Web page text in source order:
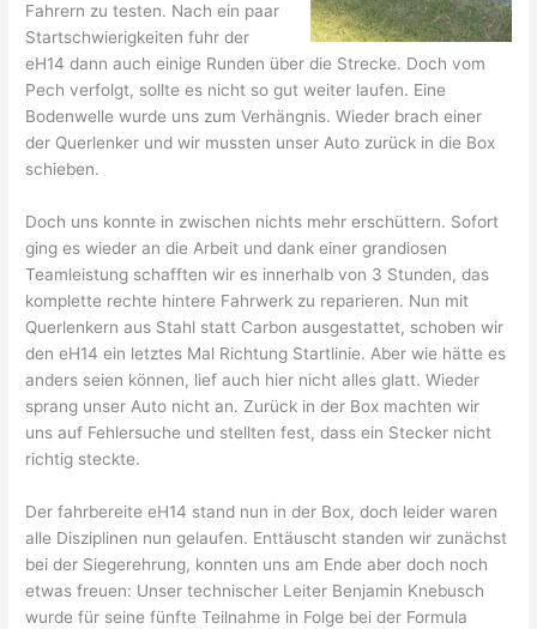
Fahrern zu testen. Nach ein paar
Startschwierigkeiten fuhr der
eH14 dann auch einige Runden über die Strecke. Doch vom
Pech verfolgt, sollte es nicht so gut weiter laufen. Eine
Bodenwelle wurde uns zum Verhängnis. Wieder brach einer
der Querlenker und wir mussten unser Auto zurück in die Box
schieben.
Doch uns konnte in zwischen nichts mehr erschüttern. Sofort
ging es wieder an die Arbeit und dank einer grandiosen
Teamleistung schafften wir es innerhalb von 3 Stunden, das
komplette rechte hintere Fahrwerk zu reparieren. Nun mit
Querlenkern aus Stahl statt Carbon ausgestattet, schoben wir
den eH14 ein letztes Mal Richtung Startlinie. Aber wie hätte es
anders seien können, lief auch hier nicht alles glatt. Wieder
sprang unser Auto nicht an. Zurück in der Box machten wir
uns auf Fehlersuche und stellten fest, dass ein Stecker nicht
richtig steckte.
Der fahrbereite eH14 stand nun in der Box, doch leider waren
alle Disziplinen nun gelaufen. Enttäuscht standen wir zunächst
bei der Siegerehrung, konnten uns am Ende aber doch noch
etwas freuen: Unser technischer Leiter Benjamin Knebusch
wurde für seine fünfte Teilnahme in Folge bei der Formula